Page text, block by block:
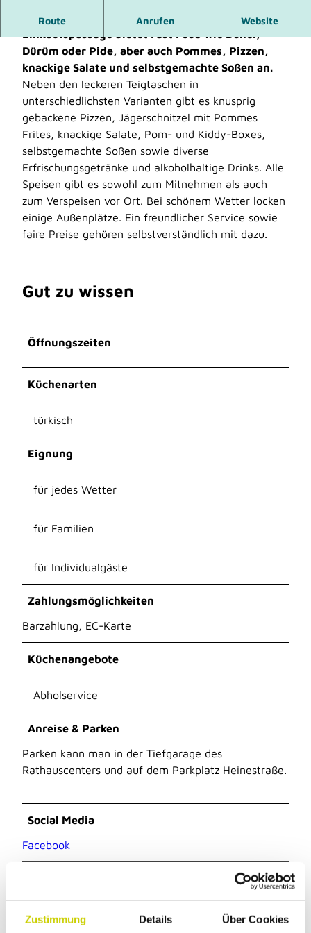
Zustimmung Details Über Cookies
Route Anrufen Website
Der Imbiss zwischen Busbahnhof und
Dürüm oder Pide, aber auch Pommes, Pizzen,
knackige Salate und selbstgemachte Soßen an.
Neben den leckeren Teigtaschen in
unterschiedlichsten Varianten gibt es knusprig
gebackene Pizzen, Jägerschnitzel mit Pommes
Frites, knackige Salate, Pom- und Kiddy-Boxes,
selbstgemachte Soßen sowie diverse
Erfrischungsgetränke und alkoholhaltige Drinks. Alle
Speisen gibt es sowohl zum Mitnehmen als auch
zum Verspeisen vor Ort. Bei schönem Wetter locken
einige Außenplätze. Ein freundlicher Service sowie
faire Preise gehören selbstverständlich mit dazu.
Gut zu wissen
Öffnungszeiten
Küchenarten
türkisch
Eignung
für jedes Wetter
für Familien
für Individualgäste
Zahlungsmöglichkeiten
Barzahlung, EC-Karte
Küchenangebote
Abholservice
Anreise & Parken
Parken kann man in der Tiefgarage des
Rathauscenters und auf dem Parkplatz Heinestraße.
Social Media
Facebook
Amt für Kultur und Tourismus